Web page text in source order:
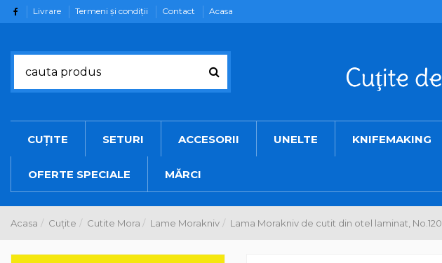
Livrare Termeni şi condiţii Contact Acasa
CUȚITE SETURI ACCESORII UNELTE KNIFEMAKING
OFERTE SPECIALE MĂRCI
Acasa Cuțite Cutite Mora Lame Morakniv Lama Morakniv de cutit din otel laminat, No.120